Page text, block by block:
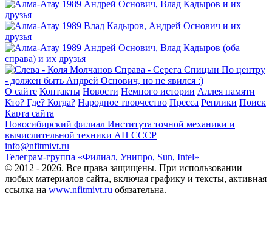
О сайте Контакты Новости Немного истории Аллея памяти
Кто? Где? Когда? Народное творчество Пресса Реплики Поиск
Карта сайта
Новосибирский филиал Института точной механики и
вычислительной техники АН СССР
info@nfitmivt.ru
Телеграм-группа «Филиал, Унипро, Sun, Intel»
© 2012 - 2026. Все права защищены. При использовании
любых материалов сайта, включая графику и тексты, активная
ссылка на www.nfitmivt.ru обязательна.